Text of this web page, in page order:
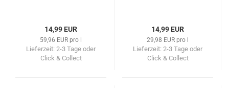
14,99 EUR
59,96 EUR pro l
Lieferzeit: 2-3 Tage oder
Click & Collect
14,99 EUR
29,98 EUR pro l
Lieferzeit: 2-3 Tage oder
Click & Collect